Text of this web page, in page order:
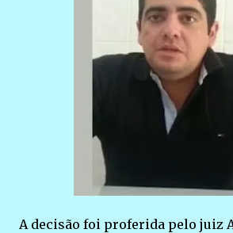
A decisão foi proferida pelo juiz